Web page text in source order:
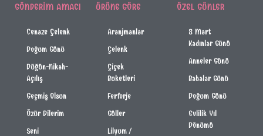
GÖNDERIM AMACI
Cenaze Çelenk
Doğum Günü
Düğün-Nikah-
Açılış
Geçmiş Olsun
Özür Dilerim
Seni
ÜRÜNE GÖRE
Aranjmanlar
Çelenk
Çiçek
Buketleri
Ferforje
Güller
Lilyum /
ÖZEL GÜNLER
8 Mart
Kadınlar Günü
Anneler Günü
Babalar Günü
Doğum Günü
Evlilik Yıl
Dönümü